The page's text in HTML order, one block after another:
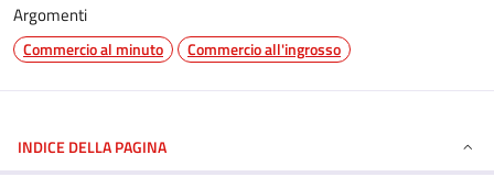
Argomenti
Commercio al minuto Commercio all'ingrosso
INDICE DELLA PAGINA